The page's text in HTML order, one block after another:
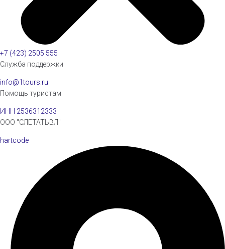
+7 (423) 2505 555
Служба поддержки
info@1tours.ru
Помощь туристам
ИНН 2536312333
ООО "СЛЕТАТЬВЛ"
hartcode